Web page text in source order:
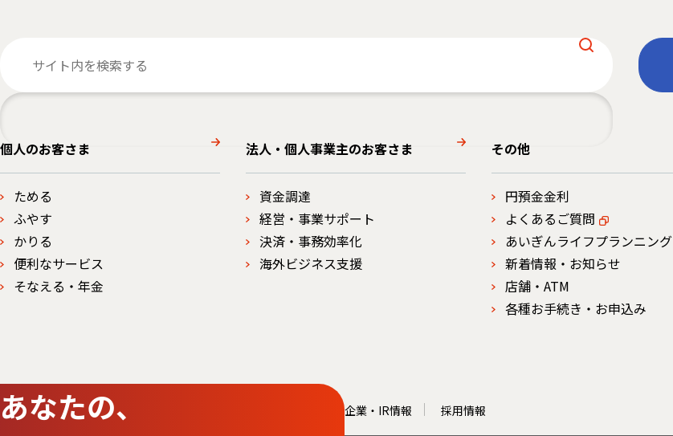
個人のお客さま
ためる
ふやす
かりる
便利なサービス
そなえる・年金
法人・個人事業主のお客さま
資金調達
経営・事業サポート
決済・事務効率化
海外ビジネス支援
その他
円預金金利
よくあるご質問
あいぎんライフプランニング
新着情報・お知らせ
店舗・ATM
各種お手続き・お申込み
あなたの、
企業・IR情報 採用情報